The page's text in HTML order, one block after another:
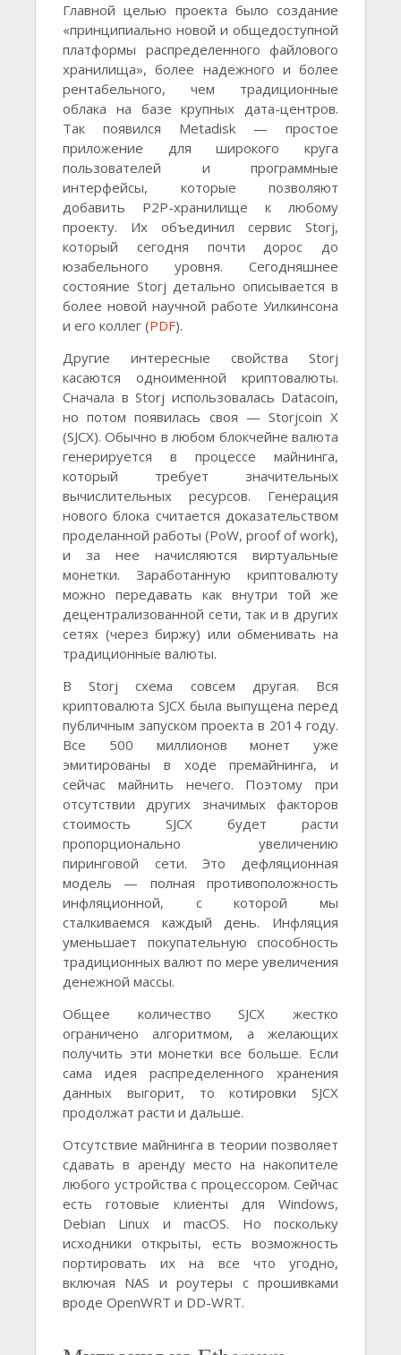
Главной целью проекта было создание
«принципиально новой и общедоступной
платформы распределенного файлового
хранилища», более надежного и более
рентабельного, чем традиционные
облака на базе крупных дата-центров.
Так появился Metadisk — простое
приложение для широкого круга
пользователей и программные
интерфейсы, которые позволяют
добавить P2P-хранилище к любому
проекту. Их объединил сервис Storj,
который сегодня почти дорос до
юзабельного уровня. Сегодняшнее
состояние Storj детально описывается в
более новой научной работе Уилкинсона
и его коллег (PDF).
Другие интересные свойства Storj
касаются одноименной криптовалюты.
Сначала в Storj использовалась Datacoin,
но потом появилась своя — Storjcoin X
(SJCX). Обычно в любом блокчейне валюта
генерируется в процессе майнинга,
который требует значительных
вычислительных ресурсов. Генерация
нового блока считается доказательством
проделанной работы (PoW, proof of work),
и за нее начисляются виртуальные
монетки. Заработанную криптовалюту
можно передавать как внутри той же
децентрализованной сети, так и в других
сетях (через биржу) или обменивать на
традиционные валюты.
В Storj схема совсем другая. Вся
криптовалюта SJCX была выпущена перед
публичным запуском проекта в 2014 году.
Все 500 миллионов монет уже
эмитированы в ходе премайнинга, и
сейчас майнить нечего. Поэтому при
отсутствии других значимых факторов
стоимость SJCX будет расти
пропорционально увеличению
пиринговой сети. Это дефляционная
модель — полная противоположность
инфляционной, с которой мы
сталкиваемся каждый день. Инфляция
уменьшает покупательную способность
традиционных валют по мере увеличения
денежной массы.
Общее количество SJCX жестко
ограничено алгоритмом, а желающих
получить эти монетки все больше. Если
сама идея распределенного хранения
данных выгорит, то котировки SJCX
продолжат расти и дальше.
Отсутствие майнинга в теории позволяет
сдавать в аренду место на накопителе
любого устройства с процессором. Сейчас
есть готовые клиенты для Windows,
Debian Linux и macOS. Но поскольку
исходники открыты, есть возможность
портировать их на все что угодно,
включая NAS и роутеры с прошивками
вроде OpenWRT и DD-WRT.